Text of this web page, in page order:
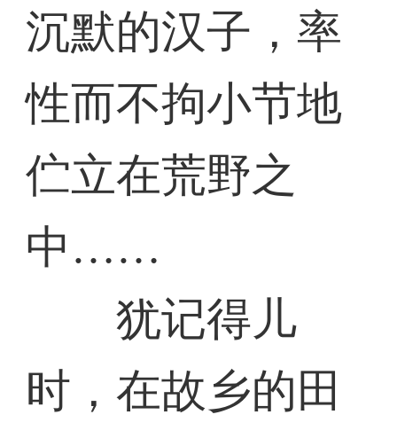
沉默的汉子，率
性而不拘小节地
伫立在荒野之
中……
犹记得儿
时，在故乡的田